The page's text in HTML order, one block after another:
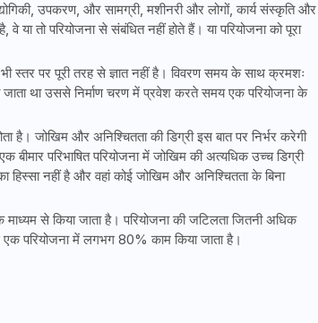
उपकरण, और सामग्री, मशीनरी और लोगों, कार्य संस्कृति और
तो परियोजना से संबंधित नहीं होते हैं। या परियोजना को पूरा
स्तर पर पूरी तरह से ज्ञात नहीं है। विवरण समय के साथ क्रमशः
था उससे निर्माण चरण में प्रवेश करते समय एक परियोजना के
है। जोखिम और अनिश्चितता की डिग्री इस बात पर निर्भर करेगी
परिभाषित परियोजना में जोखिम की अत्यधिक उच्च डिग्री
नहीं है और वहां कोई जोखिम और अनिश्चितता के बिना
से किया जाता है। परियोजना की जटिलता जितनी अधिक
परियोजना में लगभग 80% काम किया जाता है।